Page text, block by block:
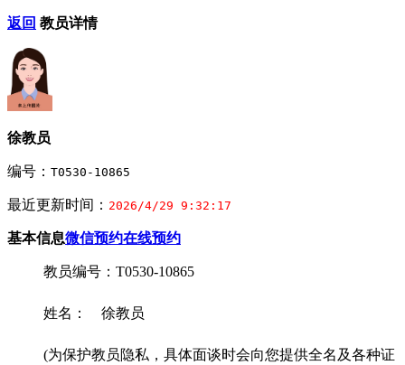
返回 教员详情
徐教员
编号： T0530-10865
最近更新时间： 2026/4/29 9:32:17
基本信息微信预约在线预约
教员编号：T0530-10865
姓名： 徐教员
(为保护教员隐私，具体面谈时会向您提供全名及各种证